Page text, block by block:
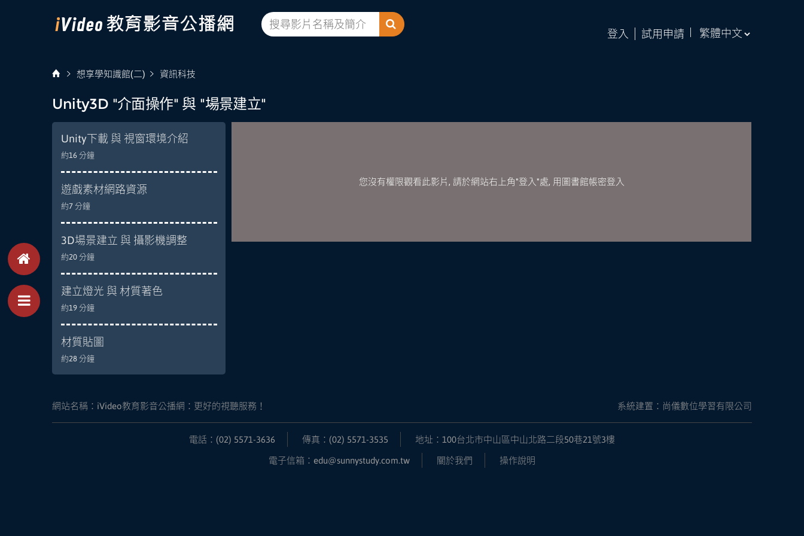
Toggle Menu
登入 試用申請
想享學知識館(二) 資訊科技
Unity3D "介面操作" 與 "場景建立"
Unity下載 與 視窗環境介紹
約16 分鐘
遊戲素材網路資源
約7 分鐘
3D場景建立 與 攝影機調整
約20 分鐘
建立燈光 與 材質著色
約19 分鐘
材質貼圖
約28 分鐘
您沒有權限觀看此影片, 請於網站右上角"登入"處, 用圖書館帳密登入
網站名稱： iVideo教育影音公播網：更好的視聽服務！ 系統建置：尚儀數位學習有限公司
電話：(02) 5571-3636 傳真：(02) 5571-3535 地址：100台北市中山區中山北路二段50巷21號3樓
電子信箱：edu@sunnystudy.com.tw 關於我們 操作說明